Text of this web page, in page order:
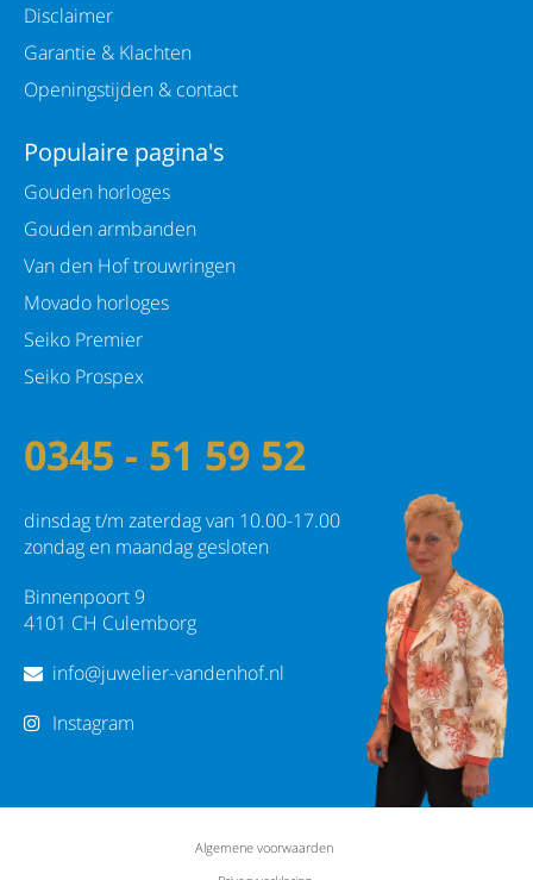
Disclaimer
Garantie & Klachten
Openingstijden & contact
Populaire pagina's
Gouden horloges
Gouden armbanden
Van den Hof trouwringen
Movado horloges
Seiko Premier
Seiko Prospex
0345 - 51 59 52
dinsdag t/m zaterdag van 10.00-17.00
zondag en maandag gesloten
Binnenpoort 9
4101 CH Culemborg
info@juwelier-vandenhof.nl
Instagram
Algemene voorwaarden